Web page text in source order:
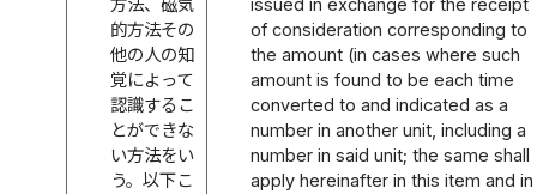
方法、磁気
的方法その
他の人の知
覚によって
認識するこ
とができな
い方法をい
う。以下こ
issued in exchange for the receipt
of consideration corresponding to
the amount (in cases where such
amount is found to be each time
converted to and indicated as a
number in another unit, including a
number in said unit; the same shall
apply hereinafter in this item and in